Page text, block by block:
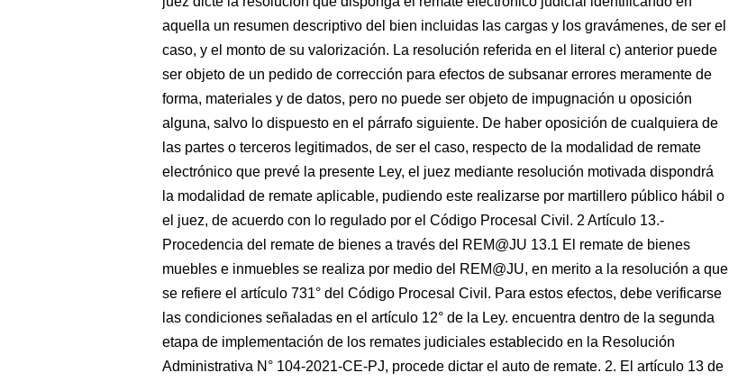
aquella un resumen descriptivo del bien incluidas las cargas y los gravámenes, de ser el
caso, y el monto de su valorización. La resolución referida en el literal c) anterior puede
ser objeto de un pedido de corrección para efectos de subsanar errores meramente de
forma, materiales y de datos, pero no puede ser objeto de impugnación u oposición
alguna, salvo lo dispuesto en el párrafo siguiente. De haber oposición de cualquiera de
las partes o terceros legitimados, de ser el caso, respecto de la modalidad de remate
electrónico que prevé la presente Ley, el juez mediante resolución motivada dispondrá
la modalidad de remate aplicable, pudiendo este realizarse por martillero público hábil o
el juez, de acuerdo con lo regulado por el Código Procesal Civil. 2 Artículo 13.-
Procedencia del remate de bienes a través del REM@JU 13.1 El remate de bienes
muebles e inmuebles se realiza por medio del REM@JU, en merito a la resolución a que
se refiere el artículo 731° del Código Procesal Civil. Para estos efectos, debe verificarse
las condiciones señaladas en el artículo 12° de la Ley. encuentra dentro de la segunda
etapa de implementación de los remates judiciales establecido en la Resolución
Administrativa N° 104-2021-CE-PJ, procede dictar el auto de remate. 2. El artículo 13 de